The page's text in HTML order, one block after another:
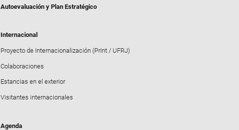
Autoevaluación y Plan Estratégico
Internacional
Proyecto de Internacionalización (PrInt / UFRJ)
Colaboraciones
Estancias en el exterior
Visitantes internacionales
Agenda